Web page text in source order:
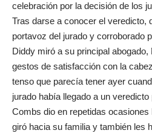
celebración por la decisión de los
Tras darse a conocer el veredicto,
portavoz del jurado y corroborado
Diddy miró a su principal
gestos de satisfacción con la
tenso que parecía tener ayer
jurado había llegado a un veredicto
Combs dio en repetidas
giró hacia su familia y también les